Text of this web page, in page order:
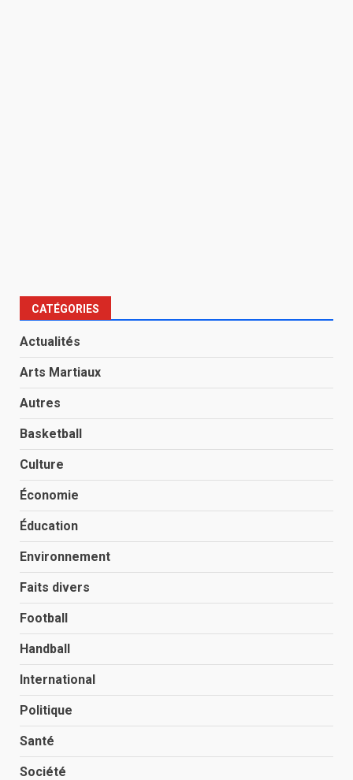
CATÉGORIES
Actualités
Arts Martiaux
Autres
Basketball
Culture
Économie
Éducation
Environnement
Faits divers
Football
Handball
International
Politique
Santé
Société